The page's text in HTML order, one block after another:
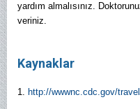
yardım almalısınız.
veriniz.
Kaynaklar
1. http://wwwnc.cdc.gov/